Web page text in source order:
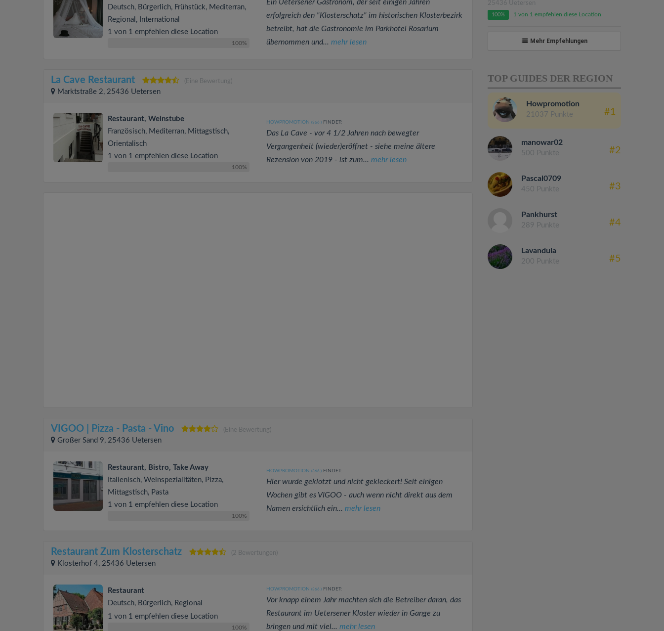
Deutsch, Bürgerlich, Frühstück, Mediterran,
Regional, International
1 von 1 empfehlen diese Location
100%
Ein Uetersener Gastronom, der seit einigen Jahren
erfolgreich den "Klosterschatz" im historischen Klosterbezirk
betreibt, hat die Gastronomie im Parkhotel Rosarium
übernommen und... mehr lesen
La Cave Restaurant (Eine Bewertung)
Marktstraße 2, 25436 Uetersen
Restaurant, Weinstube
Französisch, Mediterran, Mittagstisch,
Orientalisch
1 von 1 empfehlen diese Location
100%
HOWPROMOTION (366 )FINDET:
Das La Cave - vor 4 1/2 Jahren nach bewegter
Vergangenheit (wieder)eröffnet - siehe meine ältere
Rezension von 2019 - ist zum... mehr lesen
VIGOO | Pizza - Pasta - Vino (Eine Bewertung)
Großer Sand 9, 25436 Uetersen
Restaurant, Bistro, Take Away
Italienisch, Weinspezialitäten, Pizza,
Mittagstisch, Pasta
1 von 1 empfehlen diese Location
100%
HOWPROMOTION (366 )FINDET:
Hier wurde geklotzt und nicht gekleckert! Seit einigen
Wochen gibt es VIGOO - auch wenn nicht direkt aus dem
Namen ersichtlich ein... mehr lesen
Restaurant Zum Klosterschatz (2 Bewertungen)
Klosterhof 4, 25436 Uetersen
Restaurant
Deutsch, Bürgerlich, Regional
1 von 1 empfehlen diese Location
100%
HOWPROMOTION (366 )FINDET:
Vor knapp einem Jahr machten sich die Betreiber daran, das
Restaurant im Uetersener Kloster wieder in Gange zu
bringen und mit viel... mehr lesen
25436 Uetersen
100% 1 von 1 empfehlen diese Location
Mehr Empfehlungen
TOP GUIDES DER REGION
Howpromotion
21037 Punkte #1
manowar02
500 Punkte #2
Pascal0709
450 Punkte #3
Pankhurst
289 Punkte #4
Lavandula
200 Punkte #5